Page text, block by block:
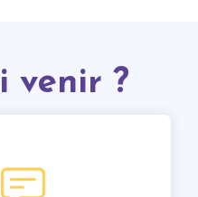
venir ?